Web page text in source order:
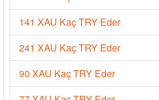
141 XAU Kaç TRY Eder
241 XAU Kaç TRY Eder
90 XAU Kaç TRY Eder